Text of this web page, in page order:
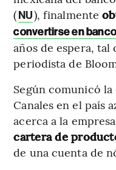
(NU), finalmente
convertirse en banco
años de espera, tal
periodista de
Según comunicó
Canales en el país
acerca a la
cartera de
de una cuenta de